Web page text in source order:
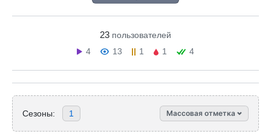
23 пользователей
4
13 1 1 4
Сезоны: 1 Массовая отметка